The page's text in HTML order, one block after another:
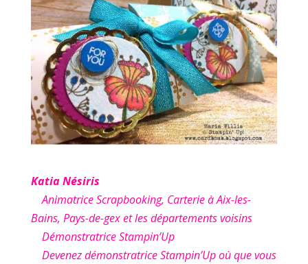
Katia Nésiris
Animatrice Scrapbooking, Carterie à Aix-les-
Bains, Pays-de-gex et les départements voisins
Démonstratrice Stampin’Up
Devenez démonstratrice Stampin’Up où que vous